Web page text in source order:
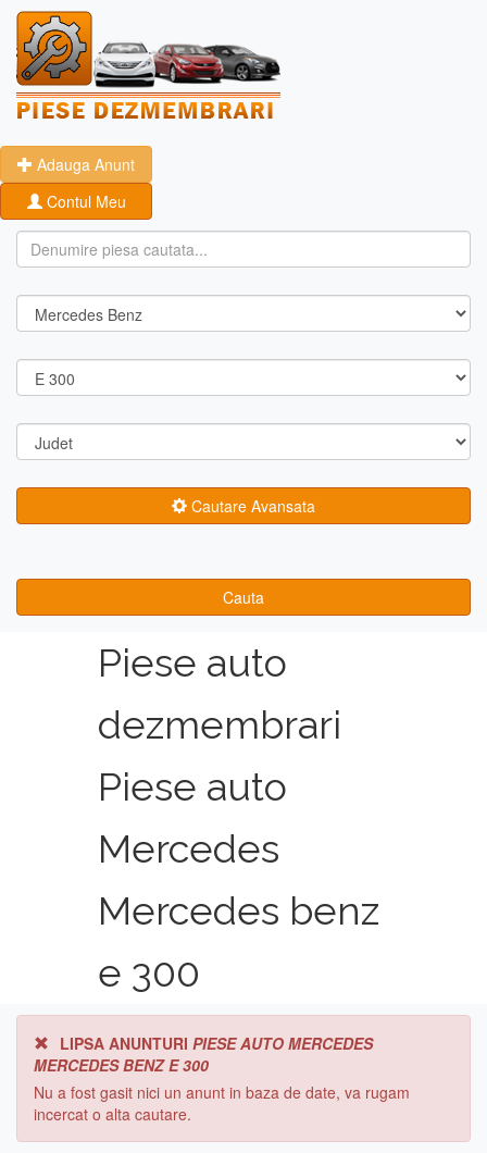
Adauga Anunt
Contul Meu
Cautare Avansata
Cauta
Piese auto
dezmembrari
Piese auto
Mercedes
Mercedes benz
e 300
LIPSA ANUNTURI PIESE AUTO MERCEDES
MERCEDES BENZ E 300
Nu a fost gasit nici un anunt in baza de date, va rugam
incercat o alta cautare.